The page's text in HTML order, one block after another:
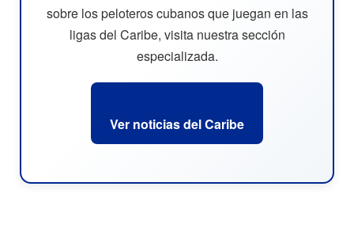
sobre los peloteros cubanos que juegan en las
ligas del Caribe, visita nuestra sección
especializada.
Ver noticias del Caribe